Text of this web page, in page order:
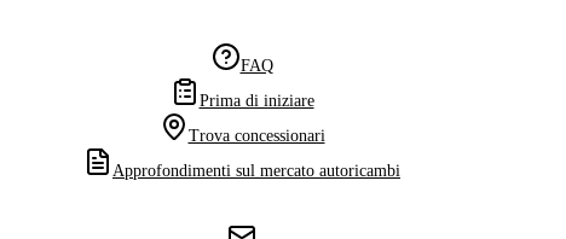
FAQ
Prima di iniziare
Trova concessionari
Approfondimenti sul mercato autoricambi